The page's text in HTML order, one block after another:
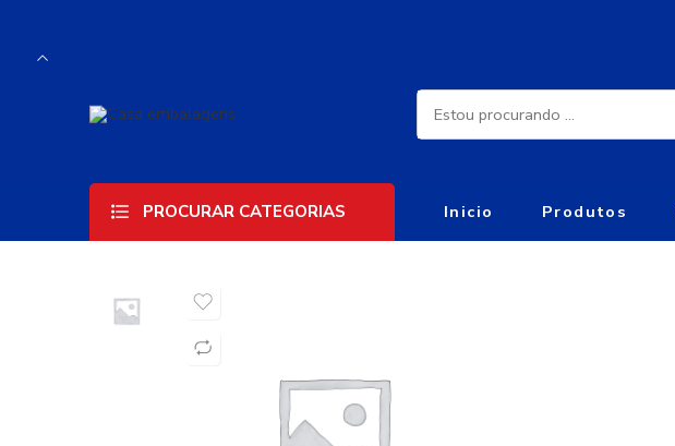
PROCURAR CATEGORIAS Inicio Produtos